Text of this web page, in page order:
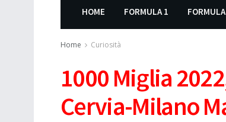
HOME FORMULA 1
Home Curiosità
1000 Miglia
Cervia-Milano